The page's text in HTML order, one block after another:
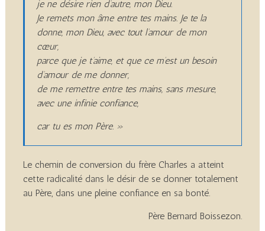
je ne désire rien d’autre, mon Dieu.
Je remets mon âme entre tes mains. Je te la
donne, mon Dieu, avec tout l’amour de mon
cœur,
parce que je t’aime, et que ce m’est un besoin
d’amour de me donner,
de me remettre entre tes mains, sans mesure,
avec une infinie confiance,
car tu es mon Père. »
Le chemin de conversion du frère Charles a atteint
cette radicalité dans le désir de se donner totalement
au Père, dans une pleine confiance en sa bonté.
Père Bernard Boissezon.